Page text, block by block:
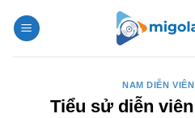
qua
NAM DIỄN
Tiểu sử diễn